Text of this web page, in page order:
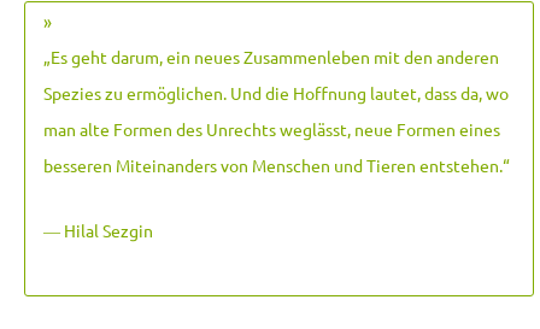
»
„Es geht darum, ein neues Zusammenleben mit den anderen
Spezies zu ermöglichen. Und die Hoffnung lautet, dass da, wo
man alte Formen des Unrechts weglässt, neue Formen eines
besseren Miteinanders von Menschen und Tieren entstehen.“
― Hilal Sezgin